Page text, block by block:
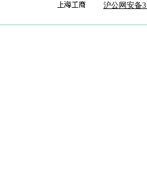
沪公网安备